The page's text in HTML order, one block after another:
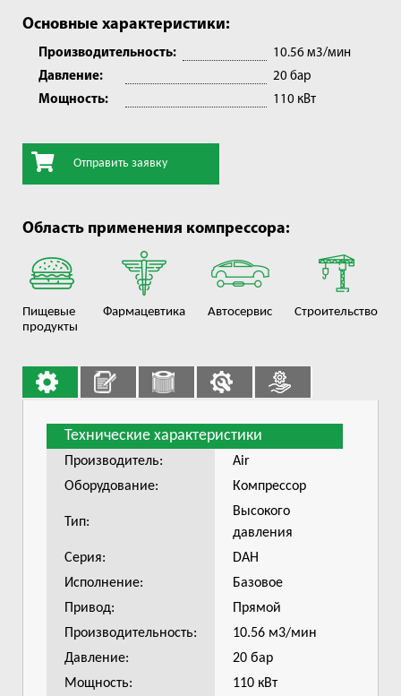
Основные характеристики:
Производительность:
10.56 м3/мин
Давление:
20 бар
Мощность:
110 кВт
Отправить заявку
Область применения компрессора:
Пищевые
продукты
Фармацевтика Автосервис Строительство
Технические характеристики
Производитель:
Air
Оборудование:
Компрессор
Тип:
Высокого
давления
Серия:
DAH
Исполнение:
Базовое
Привод:
Прямой
Производительность:
10.56 м3/мин
Давление:
20 бар
Мощность:
110 кВт